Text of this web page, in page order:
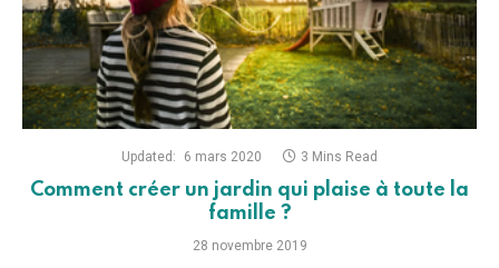
Updated: 6 mars 2020 3 Mins Read
Comment créer un jardin qui plaise à toute la
famille ?
28 novembre 2019